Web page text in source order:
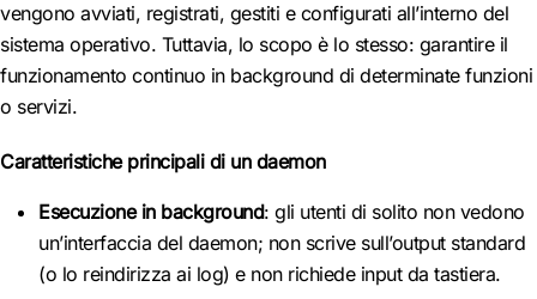
vengono avviati, registrati, gestiti e configurati all’interno del
sistema operativo. Tuttavia, lo scopo è lo stesso: garantire il
funzionamento continuo in background di determinate funzioni
o servizi.
Caratteristiche principali di un daemon
Esecuzione in background: gli utenti di solito non vedono
un’interfaccia del daemon; non scrive sull’output standard
(o lo reindirizza ai log) e non richiede input da tastiera.